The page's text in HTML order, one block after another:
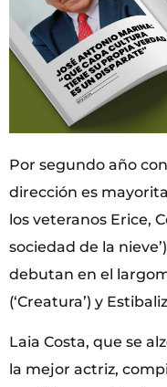
Por segundo año
dirección es
los veteranos Erice,
sociedad de la
debutan en el
(‘Creatura’) y
Laia Costa, que se
la mejor actriz,